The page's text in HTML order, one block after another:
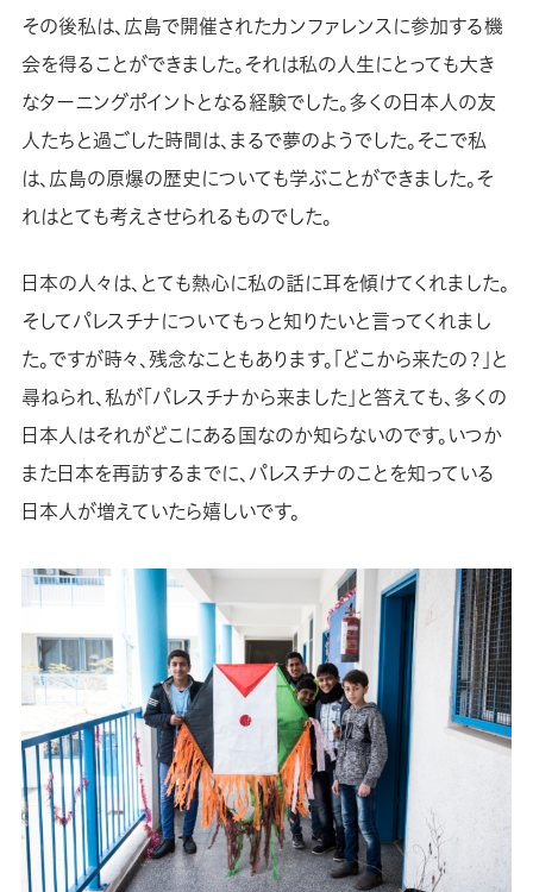
その後私は、広島で開催されたカンファレンスに参加する機
会を得ることができました。それは私の人生にとっても大き
なターニングポイントとなる経験でした。多くの日本人の友
人たちと過ごした時間は、まるで夢のようでした。そこで私
は、広島の原爆の歴史についても学ぶことができました。そ
れはとても考えさせられるものでした。
日本の人々は、とても熱心に私の話に耳を傾けてくれました。
そしてパレスチナについてもっと知りたいと言ってくれまし
た。ですが時々、残念なこともあります。「どこから来たの？」と
尋ねられ、私が「パレスチナから来ました」と答えても、多くの
日本人はそれがどこにある国なのか知らないのです。いつか
また日本を再訪するまでに、パレスチナのことを知っている
日本人が増えていたら嬉しいです。